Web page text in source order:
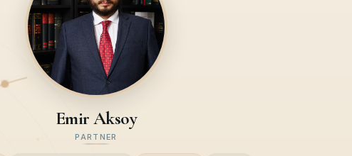
Emir Aksoy
PARTNER